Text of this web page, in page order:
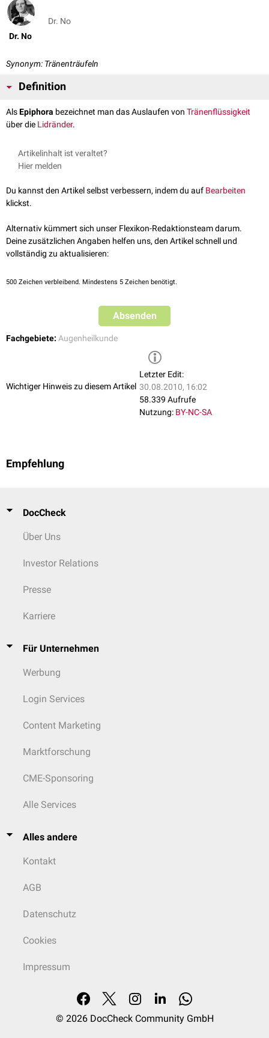
Dr. No
Dr. No
Synonym: Tränenträufeln
Definition
AlsEpiphora bezeichnet man das Auslaufen von Tränenflüssigkeit
über die Lidränder.
Artikelinhalt ist veraltet?
Hier melden
Du kannst den Artikel selbst verbessern, indem du auf Bearbeiten
klickst.
Alternativ kümmert sich unser Flexikon-Redaktionsteam darum.
Deine zusätzlichen Angaben helfen uns, den Artikel schnell und
vollständig zu aktualisieren:
500 Zeichen verbleibend. Mindestens 5 Zeichen benötigt.
Absenden
Fachgebiete: Augenheilkunde
Wichtiger Hinweis zu diesem Artikel
Letzter Edit:
30.08.2010, 16:02
58.339 Aufrufe
Nutzung: BY-NC-SA
Empfehlung
DocCheck
Über Uns
Investor Relations
Presse
Karriere
Für Unternehmen
Werbung
Login Services
Content Marketing
Marktforschung
CME-Sponsoring
Alle Services
Alles andere
Kontakt
AGB
Datenschutz
Cookies
Impressum
© 2026 DocCheck Community GmbH